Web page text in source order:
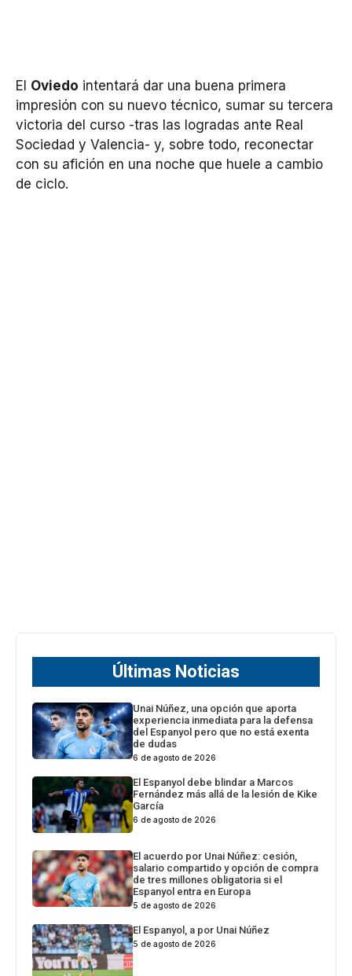
El Oviedo intentará dar una buena primera
impresión con su nuevo técnico, sumar su tercera
victoria del curso -tras las logradas ante Real
Sociedad y Valencia- y, sobre todo, reconectar
con su afición en una noche que huele a cambio
de ciclo.
Últimas Noticias
Unai Núñez, una opción que aporta
experiencia inmediata para la defensa
del Espanyol pero que no está exenta
de dudas
6 de agosto de 2026
El Espanyol debe blindar a Marcos
Fernández más allá de la lesión de Kike
García
6 de agosto de 2026
El acuerdo por Unai Núñez: cesión,
salario compartido y opción de compra
de tres millones obligatoria si el
Espanyol entra en Europa
5 de agosto de 2026
El Espanyol, a por Unai Núñez
5 de agosto de 2026